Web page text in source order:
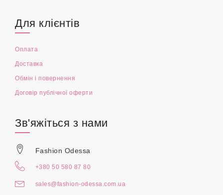
Для клієнтів
Оплата
Доставка
Обмін і повернення
Договір публічної оферти
Зв'яжіться з нами
Fashion Odessa
+380 50 580 87 80
sales@fashion-odessa.com.ua